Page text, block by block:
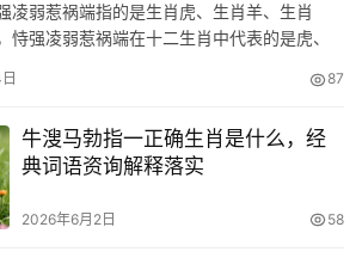
凌弱惹祸端指的是生肖虎、生肖羊、生肖
恃强凌弱惹祸端在十二生肖中代表的是虎、
87
牛溲马勃指一正确生肖是什么，经
典词语资询解释落实
2026年6月2日 58